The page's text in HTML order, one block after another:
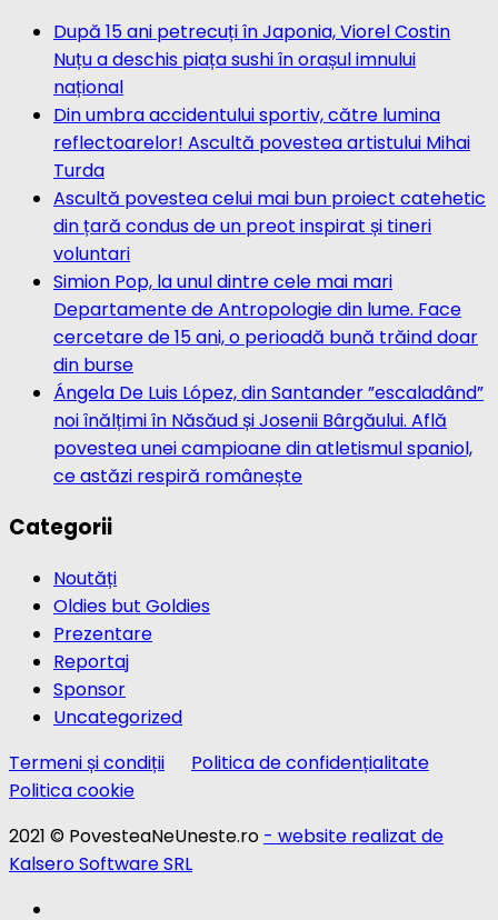
După 15 ani petrecuți în Japonia, Viorel Costin
Nuțu a deschis piața sushi în orașul imnului
național
Din umbra accidentului sportiv, către lumina
reflectoarelor! Ascultă povestea artistului Mihai
Turda
Ascultă povestea celui mai bun proiect catehetic
din țară condus de un preot inspirat și tineri
voluntari
Simion Pop, la unul dintre cele mai mari
Departamente de Antropologie din lume. Face
cercetare de 15 ani, o perioadă bună trăind doar
din burse
Ángela De Luis López, din Santander ”escaladând”
noi înălțimi în Năsăud și Josenii Bârgăului. Află
povestea unei campioane din atletismul spaniol,
ce astăzi respiră românește
Categorii
Noutăți
Oldies but Goldies
Prezentare
Reportaj
Sponsor
Uncategorized
Termeni și condiții
Politica de confidențialitate
Politica cookie
2021 © PovesteaNeUneste.ro - website realizat de
Kalsero Software SRL